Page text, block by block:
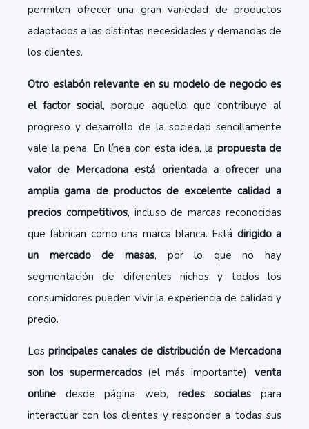
permiten ofrecer una gran variedad de productos
adaptados a las distintas necesidades y demandas de
los clientes.
Otro eslabón relevante en su modelo de negocio es
el factor social, porque aquello que contribuye al
progreso y desarrollo de la sociedad sencillamente
vale la pena. En línea con esta idea, la propuesta de
valor de Mercadona está orientada a ofrecer una
amplia gama de productos de excelente calidad a
precios competitivos, incluso de marcas reconocidas
que fabrican como una marca blanca. Está dirigido a
un mercado de masas, por lo que no hay
segmentación de diferentes nichos y todos los
consumidores pueden vivir la experiencia de calidad y
precio.
Losprincipales canales de distribución de Mercadona
son los supermercados(el más importante),venta
online desde página web, redes sociales para
interactuar con los clientes y responder a todas sus